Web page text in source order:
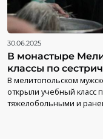
30.06.2025
В монастыре
классы по
В мелитопольском
открыли учебный класс
тяжелобольными и